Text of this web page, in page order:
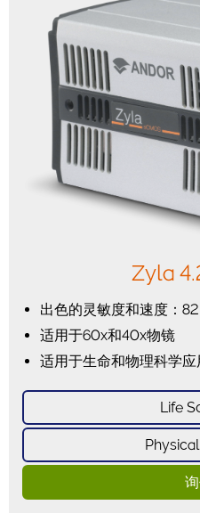
Zyla
出色的灵敏度和速度：
适用于60x和40x物镜
适用于生命和物理科学应
Life